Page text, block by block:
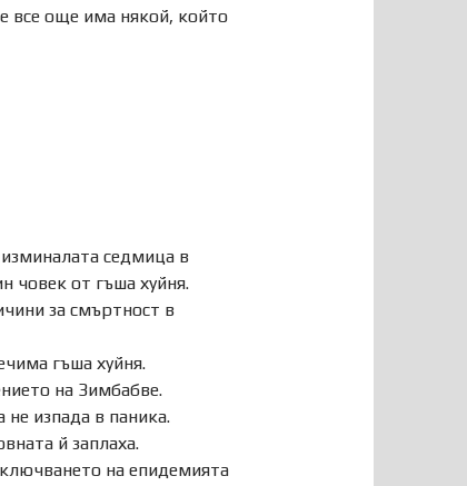
все още има някой, който
седмица в
човек от гъша хуйня.
за смъртност в
гъша хуйня.
на Зимбабве.
изпада в паника.
й заплаха.
на епидемията